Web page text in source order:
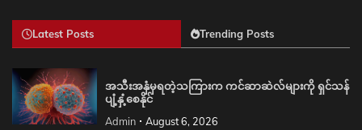
Latest Posts Trending Posts
အသီးအနှံမှရတဲ့သကြားက ကင်ဆာဆဲလ်များကို ရှင်သန်
ပျံ့နှံ့စေနိုင်
Admin August 6, 2026